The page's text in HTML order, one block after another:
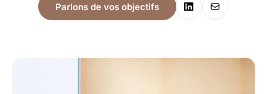
Parlons de vos objectifs